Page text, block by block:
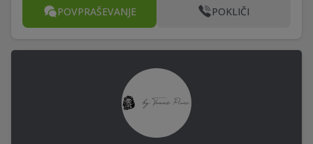
POVPRAŠEVANJE POKLIČI